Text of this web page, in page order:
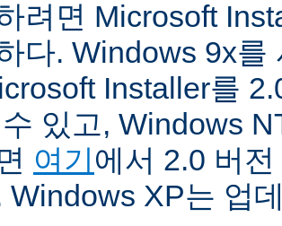
려면 Microsoft
다. Windows 9x
Installer를
있고, Windows
여기 에서 2.0 버
Windows XP는 업